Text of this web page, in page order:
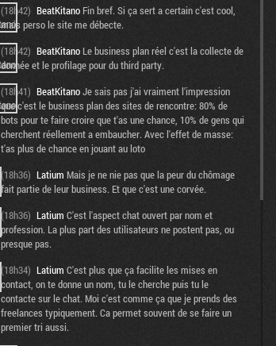
(18h42) BeatKitano Fin bref. Si ça sert a certain c'est cool,
mais perso le site me débecte.
(18h42) BeatKitano Le business plan réel c'est la collecte de
donnée et le profilage pour du third party.
(18h41) BeatKitanoJe sais pas j'ai vraiment l'impression
que c'est le business plan des sites de rencontre: 80% de
bots pour te faire croire que t'as une chance, 10% de gens qui
cherchent réellement a embaucher. Avec l'effet de masse:
t'as plus de chance en jouant au loto
(18h36) Latium Mais je ne nie pas que la peur du chômage
fait partie de leur business. Et que c'est une corvée.
(18h36) Latium C'est l'aspect chat ouvert par nom et
profession. La plus part des utilisateurs ne postent pas, ou
presque pas.
(18h34) Latium C'est plus que ça facilite les mises en
contact, on te donne un nom, tu le cherche puis tu le
contacte sur le chat. Moi c'est comme ça que je prends des
freelances typiquement. Ca permet souvent de se faire un
premier tri aussi.